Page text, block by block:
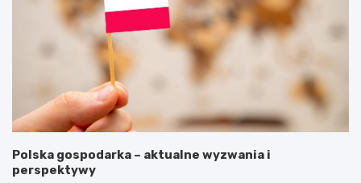
Polska gospodarka – aktualne wyzwania i
perspektywy